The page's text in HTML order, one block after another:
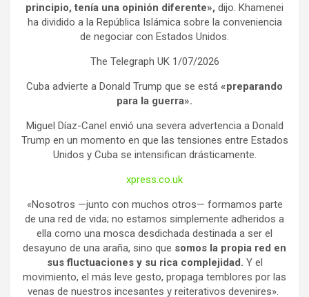
principio, tenía una opinión diferente», dijo. Khamenei
ha dividido a la República Islámica sobre la conveniencia
de negociar con Estados Unidos.
The Telegraph UK 1/07/2026
Cuba advierte a Donald Trump que se está «preparando
para la guerra».
Miguel Díaz-Canel envió una severa advertencia a Donald
Trump en un momento en que las tensiones entre Estados
Unidos y Cuba se intensifican drásticamente.
xpress.co.uk
«Nosotros —junto con muchos otros— formamos parte
de una red de vida; no estamos simplemente adheridos a
ella como una mosca desdichada destinada a ser el
desayuno de una araña, sino que somos la propia red en
sus fluctuaciones y su rica complejidad. Y el
movimiento, el más leve gesto, propaga temblores por las
venas de nuestros incesantes y reiterativos devenires».